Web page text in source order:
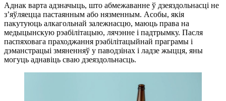
Аднак варта адзначыць, што абмежаванне ў дзеяздольнасці не
з’яўляецца пастаянным або нязменным. Асобы, якія
пакутуюць алкагольнай залежнасцю, маюць права на
медыцынскую рэабілітацыю, лячэнне і падтрымку. Пасля
паспяховага праходжання рэабілітацыйнай праграмы і
дэманстрацыі змяненняў у паводзінах і ладзе жыцця, яны
могуць аднавіць сваю дзеяздольнасць.